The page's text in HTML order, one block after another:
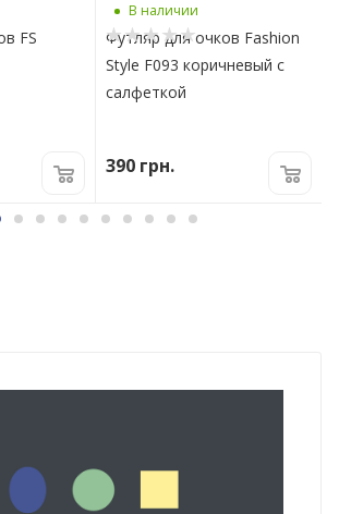
FS
В наличии
Футляр для очков Fashion
Style F093 коричневый с
салфеткой
390 грн.